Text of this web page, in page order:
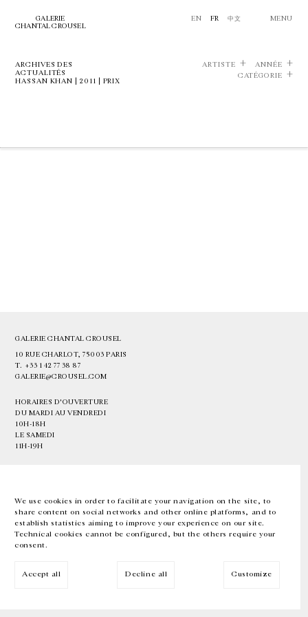
We use cookies in order to facilitate your navigation on the site, to
share content on social networks and other online platforms, and to
establish statistics aiming to improve your experience on our site.
Technical cookies cannot be configured, but the others require your
consent.
Accept all Decline all Customize
GALERIE
CHANTAL CROUSEL
EN FR 中文 MENU
ARCHIVES DES
ACTUALITÉS
HASSAN KHAN | 2011 | PRIX
ARTISTE
ANNÉE
CATÉGORIE
GALERIE CHANTAL CROUSEL
10 RUE CHARLOT, 75003 PARIS
T. +33 1 42 77 38 87
GALERIE@CROUSEL.COM
HORAIRES D'OUVERTURE
DU MARDI AU VENDREDI
10H-18H
LE SAMEDI
11H-19H
EN FR 中文 Facebook Instagram
Inscrivez-vous à notre newsletter